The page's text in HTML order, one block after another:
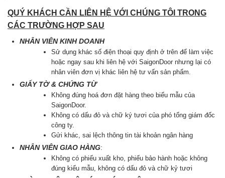
QUÝ KHÁCH CẦN LIÊN HỆ VỚI CHÚNG TÔI TRONG
CÁC TRƯỜNG HỢP SAU
NHÂN VIÊN KINH DOANH
Sử dụng khác số điện thoại quy định ở trên để làm việc
hoặc ngay sau khi liên hệ với SaigonDoor nhưng lại có
nhân viên đơn vị khác liên hệ tư vấn sản phẩm.
GIẤY TỜ & CHỨNG TỪ
Không đúng hoá đơn đặt hàng theo biểu mẫu của
SaigonDoor.
Không có dấu đỏ và chữ ký tươi của phó tổng giám đốc
công ty.
Gửi khác, sai lệch thông tin tài khoản ngân hàng
NHÂN VIÊN GIAO HÀNG:
Không có phiếu xuất kho, phiếu bảo hành hoặc không
đúng kiểu mẫu, không có dấu đỏ và chữ kỷ tươi